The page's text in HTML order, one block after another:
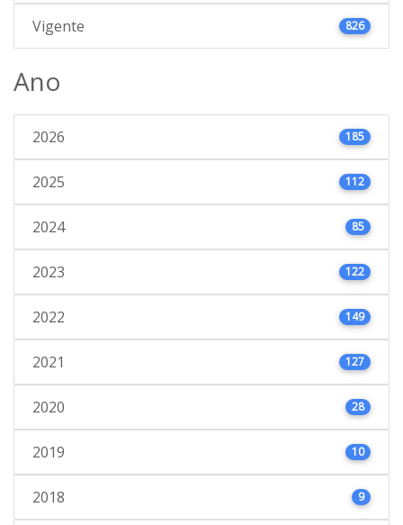
Vigente 826
Ano
2026 185
2025 112
2024 85
2023 122
2022 149
2021 127
2020 28
2019 10
2018 9